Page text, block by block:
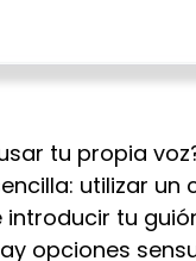
tu propia
utilizar
tu
opciones